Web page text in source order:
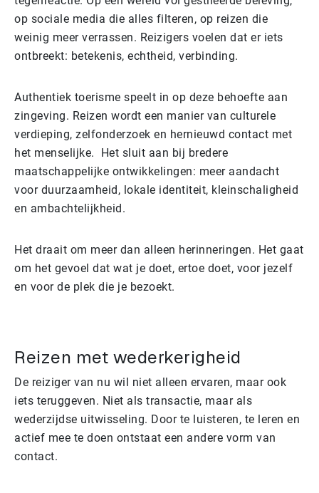
op sociale media die alles filteren, op reizen die
weinig meer verrassen. Reizigers voelen dat er iets
ontbreekt: betekenis, echtheid, verbinding.
Authentiek toerisme speelt in op deze behoefte aan
zingeving. Reizen wordt een manier van culturele
verdieping, zelfonderzoek en hernieuwd contact met
het menselijke. Het sluit aan bij bredere
maatschappelijke ontwikkelingen: meer aandacht
voor duurzaamheid, lokale identiteit, kleinschaligheid
en ambachtelijkheid.
Het draait om meer dan alleen herinneringen. Het gaat
om het gevoel dat wat je doet, ertoe doet, voor jezelf
en voor de plek die je bezoekt.
Reizen met wederkerigheid
De reiziger van nu wil niet alleen ervaren, maar ook
iets teruggeven. Niet als transactie, maar als
wederzijdse uitwisseling. Door te luisteren, te leren en
actief mee te doen ontstaat een andere vorm van
contact.